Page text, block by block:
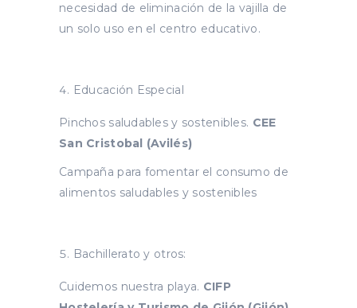
necesidad de eliminación de la vajilla de
un solo uso en el centro educativo.
Educación Especial
Pinchos saludables y sostenibles. CEE
San Cristobal (Avilés)
Campaña para fomentar el consumo de
alimentos saludables y sostenibles
Bachillerato y otros:
Cuidemos nuestra playa. CIFP